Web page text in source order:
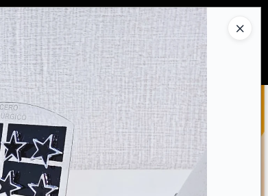
Ingresar a la Tienda
QUIÉNES SOMOS CONTACTO